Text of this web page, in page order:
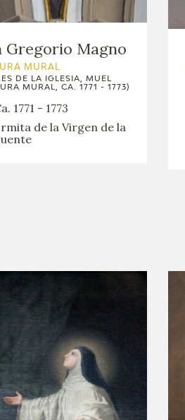
Gregorio Magno
MURAL
DE LA IGLESIA, MUEL
MURAL, CA. 1771 - 1773)
1771 - 1773
de la Virgen de la